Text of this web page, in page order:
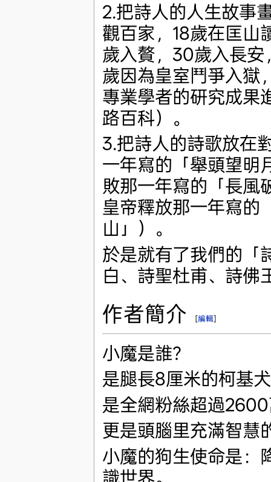
2.把詩人的人生故事
觀百家，18歲在匡山
歲入贅，30歲入長
歲因為皇室鬥爭入
專業學者的研究成果
路百科）。
3.把詩人的詩歌放在
一年寫的「舉頭望明
敗那一年寫的「長風
皇帝釋放那一年寫的
山」）。
於是就有了我們的「
白、詩聖杜甫、詩佛
作者簡介 [編輯]
小魔是誰？
是腿長8厘米的柯基
是全網粉絲超過
更是頭腦里充滿智慧
小魔的狗生使命是：
識世界。